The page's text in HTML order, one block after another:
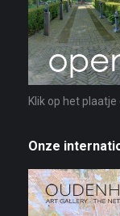
Klik op het
Onze